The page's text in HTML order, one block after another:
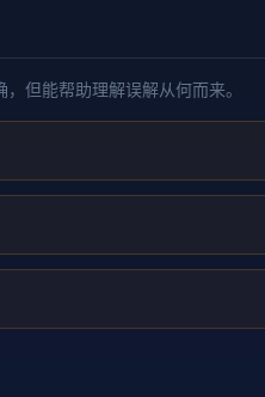
但能帮助理解误解从何而来。